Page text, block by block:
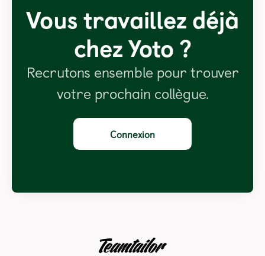
Vous travaillez déjà
chez Yoto ?
Recrutons ensemble pour trouver
votre prochain collègue.
Connexion